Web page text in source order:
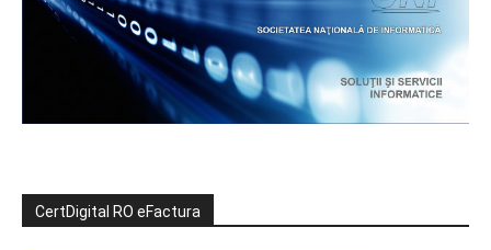
CertDigital RO eFactura